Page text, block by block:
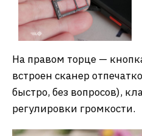
На правом торце —
встроен сканер
быстро, без вопросов),
регулировки громкости.